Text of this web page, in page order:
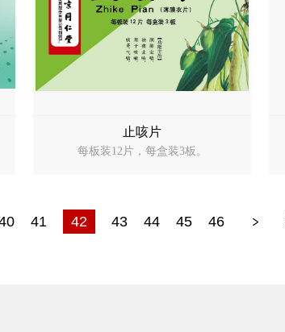
止咳片
每板装12片，每盒装3板。
41 42 43 44 45 46